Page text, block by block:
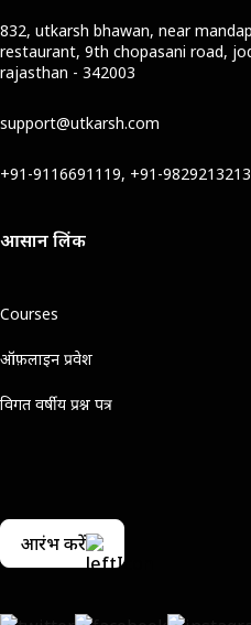
832, utkarsh bhawan, near mandap
restaurant, 9th chopasani road,
rajasthan - 342003
support@utkarsh.com
+91-9116691119, +91-9829213213
आसान लिंक
Courses
ऑफ़लाइन प्रवेश
विगत वर्षीय प्रश्न पत्र
आरंभ करें